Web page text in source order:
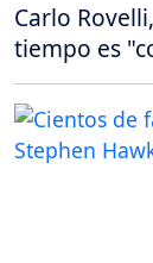
Carlo
tiempo es